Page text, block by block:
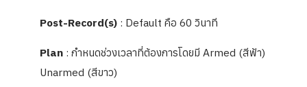
Post-Record(s) : Default คือ 60 วินาที
Plan : กำหนดช่วงเวลาที่ต้องการโดยมี Armed (สีฟ้า)
Unarmed (สีขาว)